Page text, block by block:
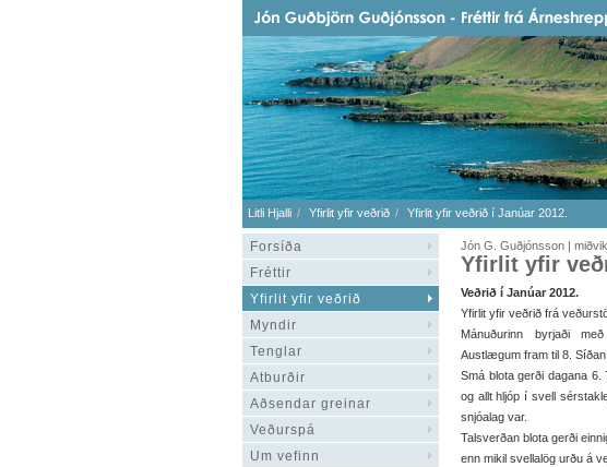
Litli Hjalli Yfirlit yfir veðrið Yfirlit yfir veðrið í Janúar 2012.
Forsíða
Fréttir
Yfirlit yfir veðrið
Myndir
Tenglar
Atburðir
Aðsendar greinar
Veðurspá
Um vefinn
Jón G. Guðjónsson |
Yfirlit yfir
Veðrið í Janúar 2012.
Yfirlit yfir veðrið frá
Mánuðurinn byrjaði
Austlægum fram til 8.
Smá blota gerði dagana
og allt hljóp í svell
snjóalag var.
Talsverðan blota gerði
enn mikil svellalög urðu á